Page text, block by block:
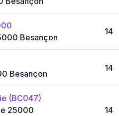
Besançon
14
Besançon
14
(BC047)
25000
14